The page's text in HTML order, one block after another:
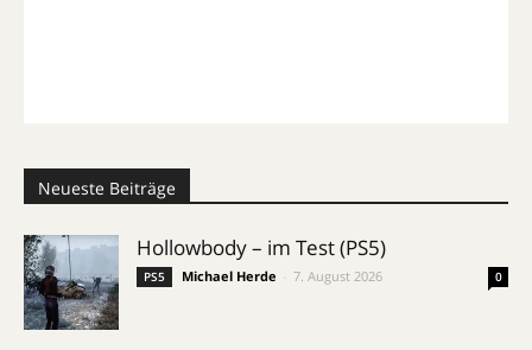
Neueste Beiträge
Hollowbody – im Test (PS5)
PS5 Michael Herde 7. August 2026 0